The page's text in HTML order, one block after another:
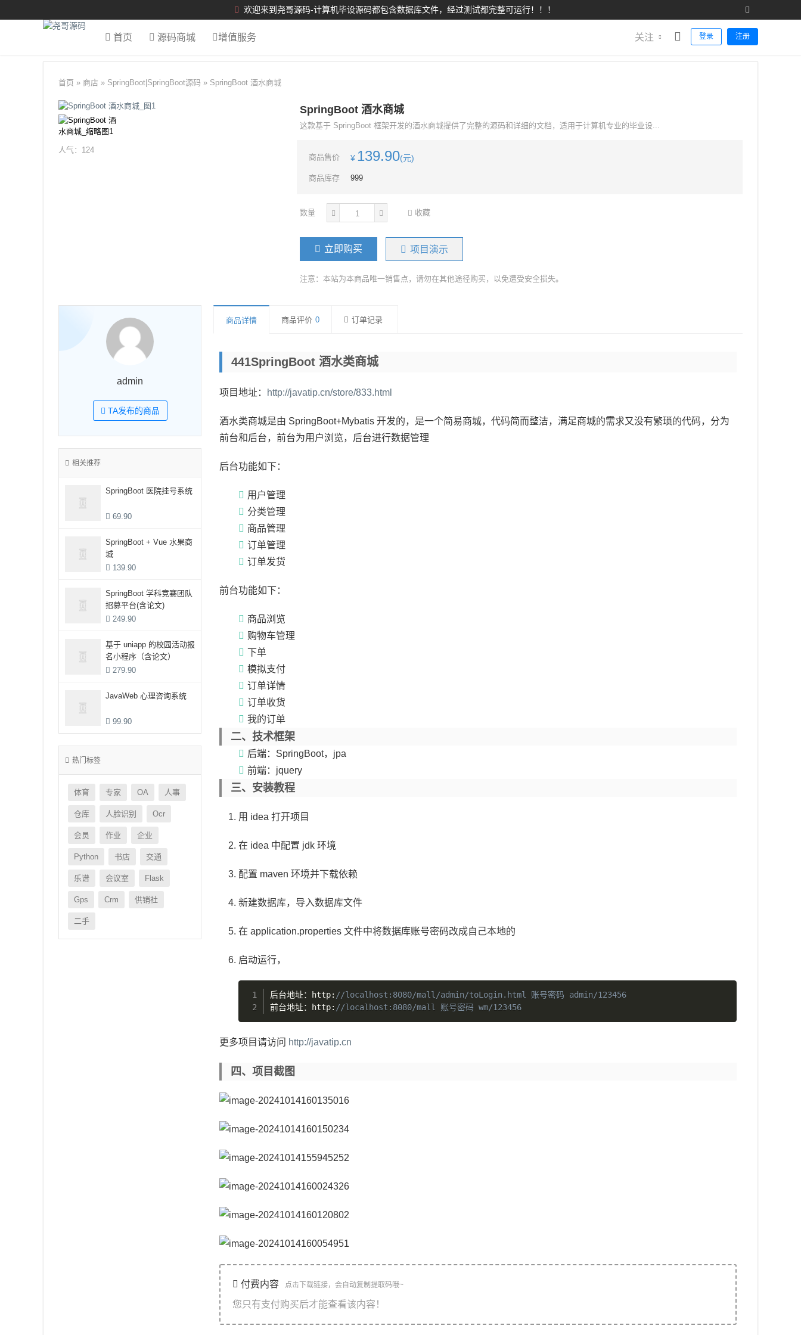
欢迎来到尧哥源码-计算机毕设源码都包含数据库文件，经过测试都完整可运行！！！
登录 注册
关注
首页 源码商城 增值服务
首页 » 商店 » SpringBoot SpringBoot源码 » SpringBoot 酒水商城
人气： 124
SpringBoot 酒水商城
这款基于 SpringBoot 框架开发的酒水商城提供了完整的源码和详细的文档，适用于计算机专业的毕业设...
商品售价 ¥ 139.90(元)
商品库存 999
数量 收藏
立即购买 项目演示
注意：本站为本商品唯一销售点，请勿在其他途径购买，以免遭受安全损失。
商品详情 商品评价 0 订单记录
441SpringBoot 酒水类商城
项目地址： http://javatip.cn/store/833.html
酒水类商城是由 SpringBoot+Mybatis 开发的，是一个简易商城，代码简而整洁，满足商城的需求又没有繁琐的代码，分为
前台和后台，前台为用户浏览，后台进行数据管理
后台功能如下：
用户管理
分类管理
商品管理
订单管理
订单发货
前台功能如下：
商品浏览
购物车管理
下单
模拟支付
订单详情
订单收货
我的订单
二、技术框架
后端：SpringBoot，jpa
前端：jquery
三、安装教程
用 idea 打开项目
在 idea 中配置 jdk 环境
配置 maven 环境并下载依赖
新建数据库，导入数据库文件
在 application.properties 文件中将数据库账号密码改成自己本地的
启动运行，
后台地址：http: //localhost:8080/mall/admin/toLogin.html 账号密码 admin/123456
前台地址：http: //localhost:8080/mall 账号密码 wm/123456
更多项目请访问 http://javatip.cn
四、项目截图
付费内容 点击下载链接，会自动复制提取码哦~
您只有支付购买后才能查看该内容！
admin
TA发布的商品
相关推荐
SpringBoot 医院挂号系统
69.90
SpringBoot + Vue 水果商
城
139.90
SpringBoot 学科竞赛团队
招募平台(含论文)
249.90
基于 uniapp 的校园活动报
名小程序（含论文）
279.90
JavaWeb 心理咨询系统
99.90
热门标签
体育 专家 OA 人事
仓库 人脸识别 Ocr
会员 作业 企业
Python 书店 交通
乐谱 会议室 Flask
Gps Crm 供销社
二手